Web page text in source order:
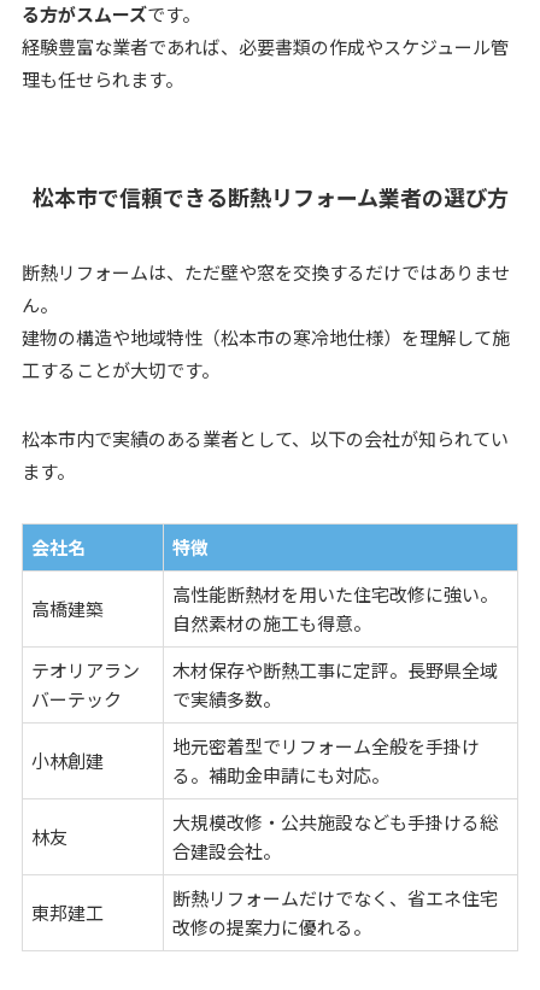
る方がスムーズです。
経験豊富な業者であれば、必要書類の作成やスケジュール管
理も任せられます。
松本市で信頼できる断熱リフォーム業者の選び方
断熱リフォームは、ただ壁や窓を交換するだけではありませ
ん。
建物の構造や地域特性（松本市の寒冷地仕様）を理解して施
工することが大切です。
松本市内で実績のある業者として、以下の会社が知られてい
ます。
会社名 特徴
高橋建築
高性能断熱材を用いた住宅改修に強い。
自然素材の施工も得意。
テオリアラン
バーテック
木材保存や断熱工事に定評。長野県全域
で実績多数。
小林創建
地元密着型でリフォーム全般を手掛け
る。補助金申請にも対応。
林友
大規模改修・公共施設なども手掛ける総
合建設会社。
東邦建工
断熱リフォームだけでなく、省エネ住宅
改修の提案力に優れる。